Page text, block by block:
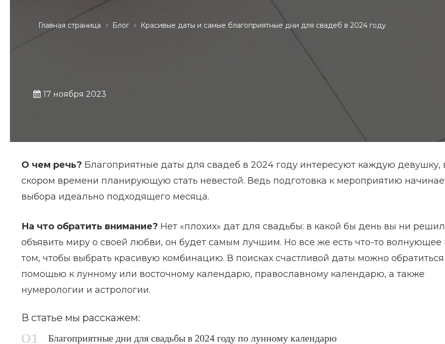
Главная страница Блог Красивые даты и самые благоприятные дни для свадеб в 2024 году
17 ноября 2023
О чем речь? Благоприятные даты для свадеб в 2024 году интересуют каждую девушку,
скором времени планирующую стать невестой. Ведь подготовка к мероприятию
выбора идеально подходящего месяца.
На что обратить внимание? Нет «плохих» дат для свадьбы: в какой бы день вы ни
объявить миру о своей любви, он будет самым лучшим. Но все же есть что-то волнующее
том, чтобы выбрать красивую комбинацию. В поисках счастливой даты можно обратиться
помощью к лунному или восточному календарю, православному календарю, а также
нумерологии и астрологии.
В статье мы расскажем:
Благоприятные дни для свадьбы в 2024 году по лунному календарю